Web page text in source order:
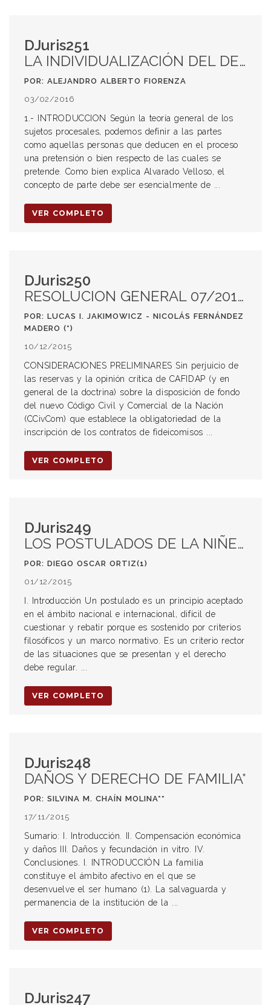
DJuris251
LA INDIVIDUALIZACIÓN DEL DEMANDANTE EXIGIDA POR EL ART. 130 DEL CPCC SANTAFESINO
POR: ALEJANDRO ALBERTO FIORENZA
03/02/2016
1.- INTRODUCCION Según la teoría general de los
sujetos procesales, podemos definir a las partes
como aquellas personas que deducen en el proceso
una pretensión o bien respecto de las cuales se
pretende. Como bien explica Alvarado Velloso, el
concepto de parte debe ser esencialmente de ...
VER COMPLETO
DJuris250
RESOLUCION GENERAL 07/2015 DE LA INSPECCIÓN GENERAL DE JUSTICIA. REGISTRO DE CONTRATOS DE FIDEICOMISOS EN LA CIUDAD AUTÓNOMA DE BUENOS AIRES
POR: LUCAS I. JAKIMOWICZ - NICOLÁS FERNÁNDEZ
MADERO (*)
10/12/2015
CONSIDERACIONES PRELIMINARES Sin perjuicio de
las reservas y la opinión crítica de CAFIDAP (y en
general de la doctrina) sobre la disposición de fondo
del nuevo Código Civil y Comercial de la Nación
(CCivCom) que establece la obligatoriedad de la
inscripción de los contratos de fideicomisos ...
VER COMPLETO
DJuris249
LOS POSTULADOS DE LA NIÑEZ Y ADOLESCENCIA EN EL PROCEDIMIENTO DE VIOLENCIA FAMILIAR
POR: DIEGO OSCAR ORTIZ(1)
01/12/2015
I. Introducción Un postulado es un principio aceptado
en el ámbito nacional e internacional, difícil de
cuestionar y rebatir porque es sostenido por criterios
filosóficos y un marco normativo. Es un criterio rector
de las situaciones que se presentan y el derecho
debe regular. ...
VER COMPLETO
DJuris248
DAÑOS Y DERECHO DE FAMILIA*
POR: SILVINA M. CHAÍN MOLINA**
17/11/2015
Sumario: I. Introducción. II. Compensación económica
y daños III. Daños y fecundación in vitro. IV.
Conclusiones. I. INTRODUCCIÓN La familia
constituye el ámbito afectivo en el que se
desenvuelve el ser humano (1). La salvaguarda y
permanencia de la institución de la ...
VER COMPLETO
DJuris247